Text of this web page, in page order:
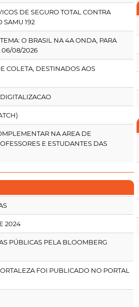
DE SEGURO TOTAL CONTRA
SAMU 192
O BRASIL NA 4A ONDA, PARA
06/08/2026
COLETA, DESTINADOS AOS
NA AREA DE
E ESTUDANTES DAS
2024
PÚBLICAS PELA BLOOMBERG
FOI PUBLICADO NO PORTAL